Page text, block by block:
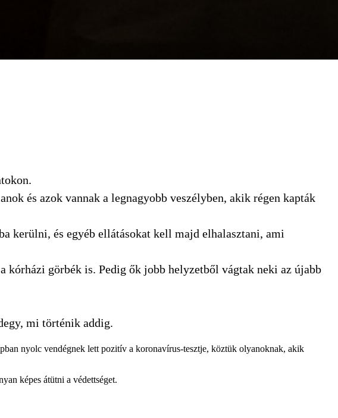
és azok vannak a legnagyobb veszélyben, akik régen kapták
kerülni, és egyéb ellátásokat kell majd elhalasztani, ami
kórházi görbék is. Pedig ők jobb helyzetből vágtak neki az újabb
mi történik addig.
nyolc vendégnek lett pozitív a koronavírus-tesztje, köztük olyanoknak, akik
képes átütni a védettséget.